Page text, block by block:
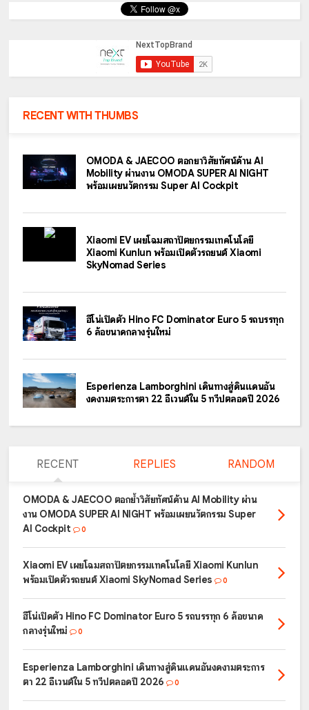
RECENT WITH THUMBS
OMODA & JAECOO ตอกย้ำวิสัยทัศน์ด้าน AI
Mobility ผ่านงาน OMODA SUPER AI NIGHT
พร้อมเผยนวัตกรรม Super AI Cockpit
Xiaomi EV เผยโฉมสถาปัตยกรรมเทคโนโลยี
Xiaomi Kunlun พร้อมเปิดตัวรถยนต์ Xiaomi
SkyNomad Series
ฮีโน่เปิดตัว Hino FC Dominator Euro 5 รถบรรทุก
6 ล้อขนาดกลางรุ่นใหม่
Esperienza Lamborghini เดินทางสู่ดินแดนอัน
งดงามตระการตา 22 อีเวนต์ใน 5 ทวีปตลอดปี 2026
RECENT REPLIES RANDOM
OMODA & JAECOO ตอกย้ำวิสัยทัศน์ด้าน AI Mobility ผ่าน
งาน OMODA SUPER AI NIGHT พร้อมเผยนวัตกรรม Super
AI Cockpit
0
Xiaomi EV เผยโฉมสถาปัตยกรรมเทคโนโลยี Xiaomi Kunlun
พร้อมเปิดตัวรถยนต์ Xiaomi SkyNomad Series
0
ฮีโน่เปิดตัว Hino FC Dominator Euro 5 รถบรรทุก 6 ล้อขนาด
กลางรุ่นใหม่
0
Esperienza Lamborghini เดินทางสู่ดินแดนอันงดงามตระการ
ตา 22 อีเวนต์ใน 5 ทวีปตลอดปี 2026
0